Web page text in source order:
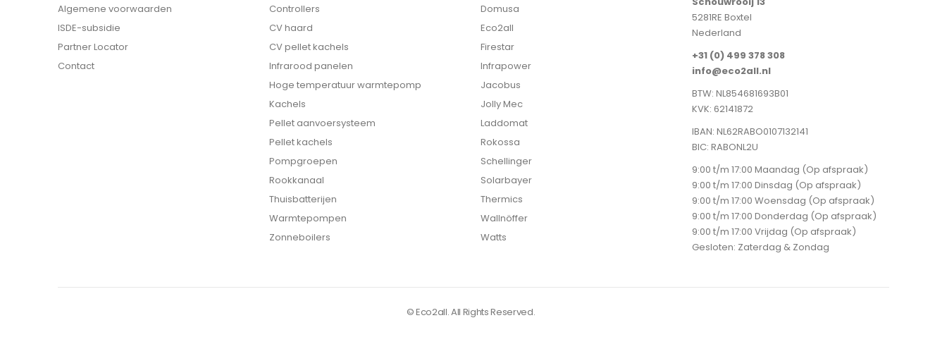
Algemene voorwaarden
ISDE-subsidie
Partner Locator
Contact
Controllers
CV haard
CV pellet kachels
Infrarood panelen
Hoge temperatuur warmtepomp
Kachels
Pellet aanvoersysteem
Pellet kachels
Pompgroepen
Rookkanaal
Thuisbatterijen
Warmtepompen
Zonneboilers
Domusa
Eco2all
Firestar
Infrapower
Jacobus
Jolly Mec
Laddomat
Rokossa
Schellinger
Solarbayer
Thermics
Wallnöffer
Watts
5281RE Boxtel
Nederland
+31 (0) 499 378 308
info@eco2all.nl
BTW: NL854681693B01
KVK: 62141872
IBAN: NL62RABO0107132141
BIC: RABONL2U
9:00 t/m 17:00 Maandag (Op afspraak)
9:00 t/m 17:00 Dinsdag (Op afspraak)
9:00 t/m 17:00 Woensdag (Op afspraak)
9:00 t/m 17:00 Donderdag (Op afspraak)
9:00 t/m 17:00 Vrijdag (Op afspraak)
Gesloten: Zaterdag & Zondag
© Eco2all. All Rights Reserved.